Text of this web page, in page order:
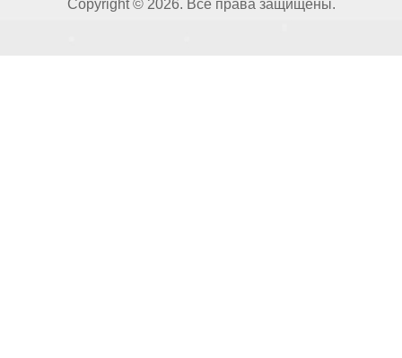
Copyright © 2026. Все права защищены.